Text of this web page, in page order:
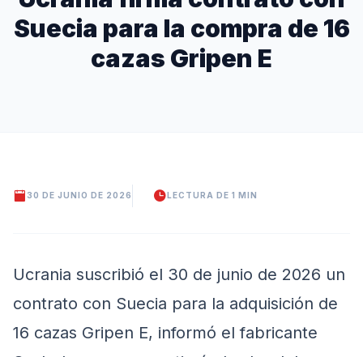
Suecia para la compra de 16
cazas Gripen E
30 DE JUNIO DE 2026 LECTURA DE 1 MIN
Ucrania suscribió el 30 de junio de 2026 un
contrato con Suecia para la adquisición de
16 cazas Gripen E, informó el fabricante